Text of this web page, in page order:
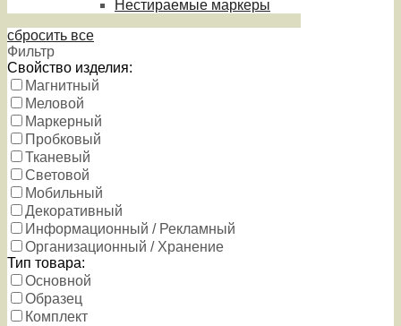
Нестираемые маркеры
сбросить все
Фильтр
Свойство изделия:
Магнитный
Меловой
Маркерный
Пробковый
Тканевый
Световой
Мобильный
Декоративный
Информационный / Рекламный
Организационный / Хранение
Тип товара:
Основной
Образец
Комплект